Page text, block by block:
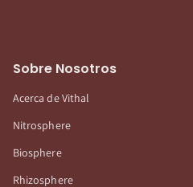
Sobre Nosotros
Acerca de Vithal
Nitrosphere
Biosphere
Rhizosphere